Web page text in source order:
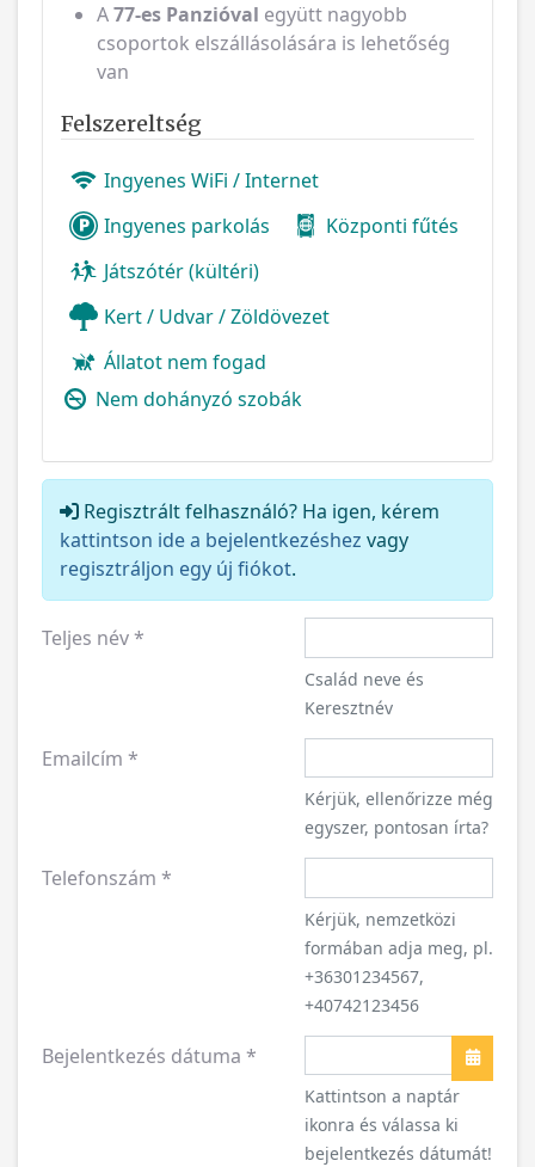
A77-es Panzióval együtt nagyobb
csoportok elszállásolására is lehetőség
van
Felszereltség
Ingyenes WiFi / Internet
Ingyenes parkolás
Központi fűtés
Játszótér (kültéri)
Kert / Udvar / Zöldövezet
Állatot nem fogad
Nem dohányzó szobák
Regisztrált felhasználó? Ha igen, kérem
kattintson ide a bejelentkezéshez vagy
regisztráljon egy új fiókot.
Teljes név*
Család neve és
Keresztnév
Emailcím *
Kérjük, ellenőrizze még
egyszer, pontosan írta?
Telefonszám *
Kérjük, nemzetközi
formában adja meg, pl.
+36301234567,
+40742123456
Bejelentkezés dátuma *
Naptár
Kattintson a naptár
ikonra és válassa ki
bejelentkezés dátumát!